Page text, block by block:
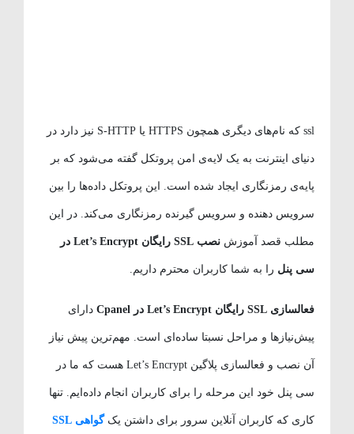
ssl که نام‌های دیگری همچون HTTPS یا S-HTTP نیز دارد در
دنیای اینترنت به یک لایه‌ی امن پروتکل گفته می‌شود که بر
پایه‌ی رمزنگاری ایجاد شده است. این پروتکل داده‌ها را بین
سرویس دهنده و سرویس گیرنده رمزنگاری می‌کند. در این
مطلب قصد آموزش نصب SSL رایگان Let’s Encrypt در
سی پنلرا به شما کاربران محترم داریم.
فعالسازی SSL رایگان Let’s Encrypt در Cpanel دارای
پیش‌نیازها و مراحل نسبتا ساده‌ای است. مهم‌ترین پیش نیاز
آن نصب و فعالسازی پلاگین Let’s Encrypt هست که ما در
سی پنل خود این مرحله را برای کاربران انجام داده‌ایم. تنها
کاری که کاربران آنلاین سرور برای داشتن یکگواهی SSL